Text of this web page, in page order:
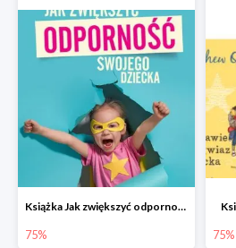
Książka Jak zwiększyć odporność swojego dziecka w promocji
75% 75%